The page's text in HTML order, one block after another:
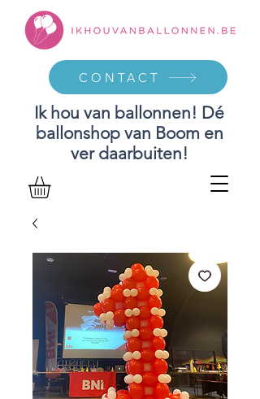
Ik hou van ballonnen! Dé
ballonshop van Boom en
ver daarbuiten!
CONTACT